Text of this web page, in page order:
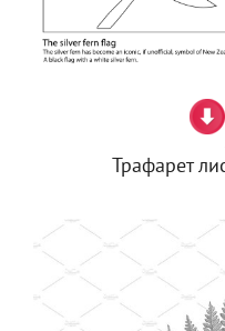
Трафарет